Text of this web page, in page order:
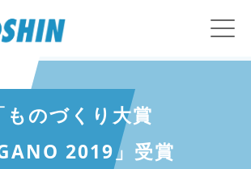
ものづくり大賞
2019」受賞